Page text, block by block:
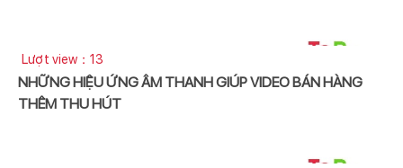
Lượt view：13
NHỮNG HIỆU ỨNG ÂM THANH GIÚP VIDEO BÁN HÀNG
THÊM THU HÚT